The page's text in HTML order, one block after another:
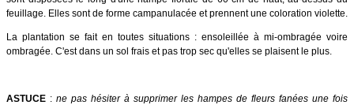
feuillage. Elles sont de forme campanulacée et prennent une coloration violette.
La plantation se fait en toutes situations : ensoleillée à mi-ombragée voire
ombragée. C'est dans un sol frais et pas trop sec qu'elles se plaisent le plus.
ASTUCE : ne pas hésiter à supprimer les hampes de fleurs fanées une fois